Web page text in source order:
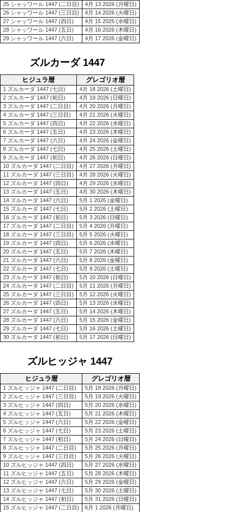
25 シャッワール 1447 (二日目)
4月 13 2026 (月曜日)
26 シャッワール 1447 (三日目)
4月 14 2026 (火曜日)
27 シャッワール 1447 (四日)
4月 15 2026 (水曜日)
28 シャッワール 1447 (五日)
4月 16 2026 (木曜日)
29 シャッワール 1447 (六日)
4月 17 2026 (金曜日)
ズルカーダ 1447
ヒジュラ暦 グレゴリオ暦
1 ズルカーダ 1447 (七日)
4月 18 2026 (土曜日)
2 ズルカーダ 1447 (初日)
4月 19 2026 (日曜日)
3 ズルカーダ 1447 (二日目)
4月 20 2026 (月曜日)
4 ズルカーダ 1447 (三日目)
4月 21 2026 (火曜日)
5 ズルカーダ 1447 (四日)
4月 22 2026 (水曜日)
6 ズルカーダ 1447 (五日)
4月 23 2026 (木曜日)
7 ズルカーダ 1447 (六日)
4月 24 2026 (金曜日)
8 ズルカーダ 1447 (七日)
4月 25 2026 (土曜日)
9 ズルカーダ 1447 (初日)
4月 26 2026 (日曜日)
10 ズルカーダ 1447 (二日目)
4月 27 2026 (月曜日)
11 ズルカーダ 1447 (三日目)
4月 28 2026 (火曜日)
12 ズルカーダ 1447 (四日)
4月 29 2026 (水曜日)
13 ズルカーダ 1447 (五日)
4月 30 2026 (木曜日)
14 ズルカーダ 1447 (六日)
5月 1 2026 (金曜日)
15 ズルカーダ 1447 (七日)
5月 2 2026 (土曜日)
16 ズルカーダ 1447 (初日)
5月 3 2026 (日曜日)
17 ズルカーダ 1447 (二日目)
5月 4 2026 (月曜日)
18 ズルカーダ 1447 (三日目)
5月 5 2026 (火曜日)
19 ズルカーダ 1447 (四日)
5月 6 2026 (水曜日)
20 ズルカーダ 1447 (五日)
5月 7 2026 (木曜日)
21 ズルカーダ 1447 (六日)
5月 8 2026 (金曜日)
22 ズルカーダ 1447 (七日)
5月 9 2026 (土曜日)
23 ズルカーダ 1447 (初日)
5月 10 2026 (日曜日)
24 ズルカーダ 1447 (二日目)
5月 11 2026 (月曜日)
25 ズルカーダ 1447 (三日目)
5月 12 2026 (火曜日)
26 ズルカーダ 1447 (四日)
5月 13 2026 (水曜日)
27 ズルカーダ 1447 (五日)
5月 14 2026 (木曜日)
28 ズルカーダ 1447 (六日)
5月 15 2026 (金曜日)
29 ズルカーダ 1447 (七日)
5月 16 2026 (土曜日)
30 ズルカーダ 1447 (初日)
5月 17 2026 (日曜日)
ズルヒッジャ 1447
ヒジュラ暦 グレゴリオ暦
1 ズルヒッジャ 1447 (二日目)
5月 18 2026 (月曜日)
2 ズルヒッジャ 1447 (三日目)
5月 19 2026 (火曜日)
3 ズルヒッジャ 1447 (四日)
5月 20 2026 (水曜日)
4 ズルヒッジャ 1447 (五日)
5月 21 2026 (木曜日)
5 ズルヒッジャ 1447 (六日)
5月 22 2026 (金曜日)
6 ズルヒッジャ 1447 (七日)
5月 23 2026 (土曜日)
7 ズルヒッジャ 1447 (初日)
5月 24 2026 (日曜日)
8 ズルヒッジャ 1447 (二日目)
5月 25 2026 (月曜日)
9 ズルヒッジャ 1447 (三日目)
5月 26 2026 (火曜日)
10 ズルヒッジャ 1447 (四日)
5月 27 2026 (水曜日)
11 ズルヒッジャ 1447 (五日)
5月 28 2026 (木曜日)
12 ズルヒッジャ 1447 (六日)
5月 29 2026 (金曜日)
13 ズルヒッジャ 1447 (七日)
5月 30 2026 (土曜日)
14 ズルヒッジャ 1447 (初日)
5月 31 2026 (日曜日)
15 ズルヒッジャ 1447 (二日目)
6月 1 2026 (月曜日)